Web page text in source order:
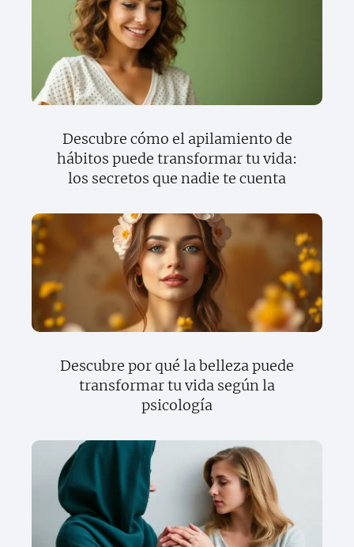
Descubre cómo el apilamiento de
hábitos puede transformar tu vida:
los secretos que nadie te cuenta
Descubre por qué la belleza puede
transformar tu vida según la
psicología